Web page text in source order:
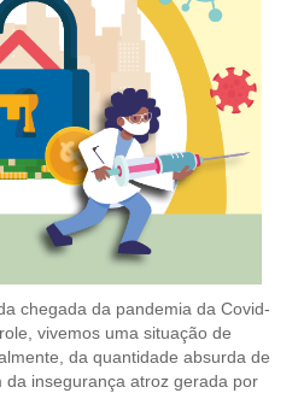
OU ANUIDADE DE SÓCIO
chegada da pandemia da Covid-
vivemos uma situação de
da quantidade absurda de
insegurança atroz gerada por